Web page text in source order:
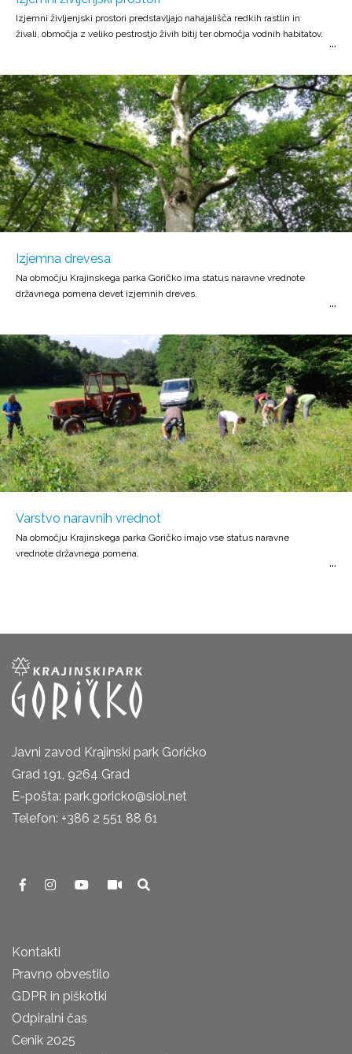
Izjemni življenjski prostori predstavljajo nahajališča redkih rastlin in
živali, območja z veliko pestrostjo živih bitij ter območja vodnih habitatov.
Izjemna drevesa
Na območju Krajinskega parka Goričko ima status naravne vrednote
državnega pomena devet izjemnih dreves.
Varstvo naravnih vrednot
Na območju Krajinskega parka Goričko imajo vse status naravne
vrednote državnega pomena.
Javni zavod Krajinski park Goričko
Grad 191, 9264 Grad
E-pošta: park.goricko@siol.net
Telefon: +386 2 551 88 61
Kontakti
Pravno obvestilo
GDPR in piškotki
Odpiralni čas
Cenik 2025